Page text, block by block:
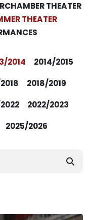
CHAMBER THEATER
THEATER
2014
2014/2015
2018/2019
2022/2023
2025/2026